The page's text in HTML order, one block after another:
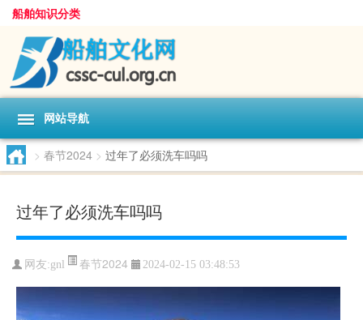
船舶知识分类
网站导航
> 春节2024 > 过年了必须洗车吗吗
过年了必须洗车吗吗
网友:gnl 春节2024 2024-02-15 03:48:53